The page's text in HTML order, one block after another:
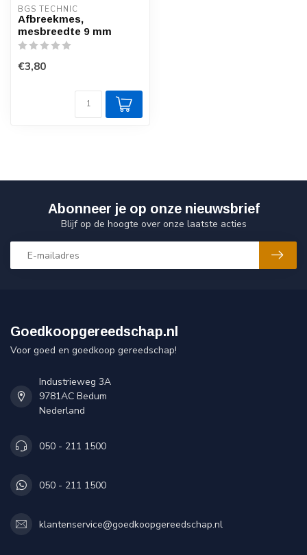
BGS TECHNIC
Afbreekmes,
mesbreedte 9 mm
€3,80
Abonneer je op onze nieuwsbrief
Blijf op de hoogte over onze laatste acties
Goedkoopgereedschap.nl
Voor goed en goedkoop gereedschap!
Industrieweg 3A
9781AC Bedum
Nederland
050 - 211 1500
050 - 211 1500
klantenservice@goedkoopgereedschap.nl